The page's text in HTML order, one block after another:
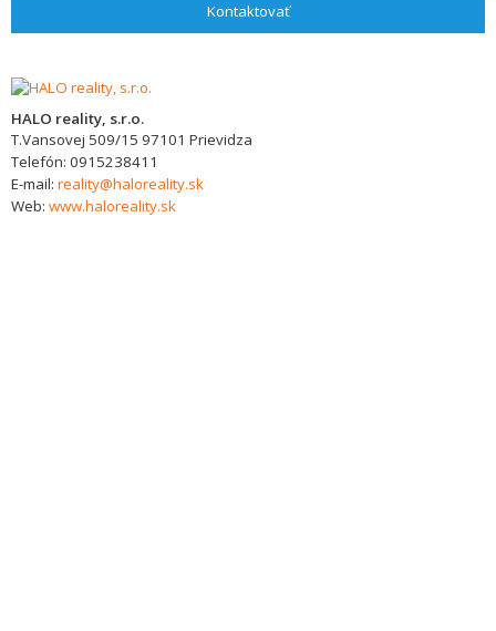
Kontaktovať
HALO reality, s.r.o.
T.Vansovej 509/15 97101 Prievidza
Telefón: 0915238411
E-mail: reality@haloreality.sk
Web: www.haloreality.sk